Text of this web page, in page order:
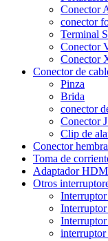
Conector
conector
Terminal S
Conector
Conector
Conector de
Pinza
Brida
conector
Conector
Clip de
Conector
Toma de
Adaptador
Otros
interruptor